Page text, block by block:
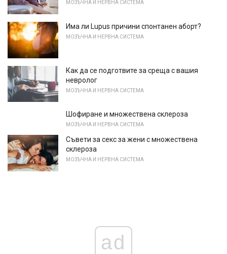
МОЗЪЧНА И НЕРВНА СИСТЕМА
Има ли Lupus причини спонтанен аборт?
МОЗЪЧНА И НЕРВНА СИСТЕМА
Как да се подготвите за среща с вашия
невролог
МОЗЪЧНА И НЕРВНА СИСТЕМА
Шофиране и множествена склероза
МОЗЪЧНА И НЕРВНА СИСТЕМА
Съвети за секс за жени с множествена
склероза
МОЗЪЧНА И НЕРВНА СИСТЕМА
ad